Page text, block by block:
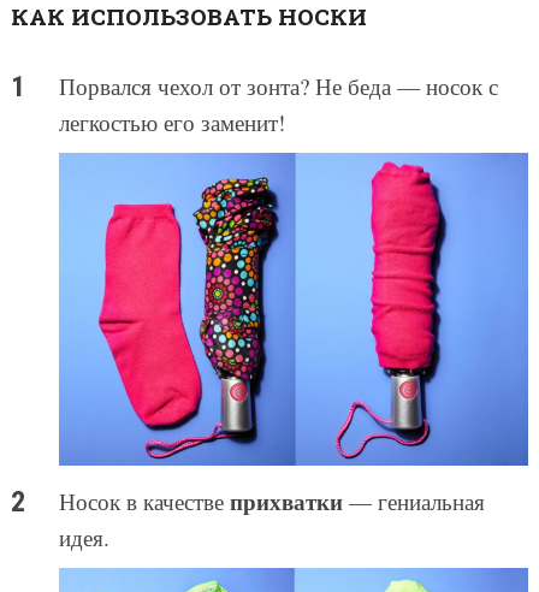
КАК ИСПОЛЬЗОВАТЬ НОСКИ
Порвался чехол от зонта? Не беда — носок с
легкостью его заменит!
Носок в качестве прихватки— гениальная
идея.